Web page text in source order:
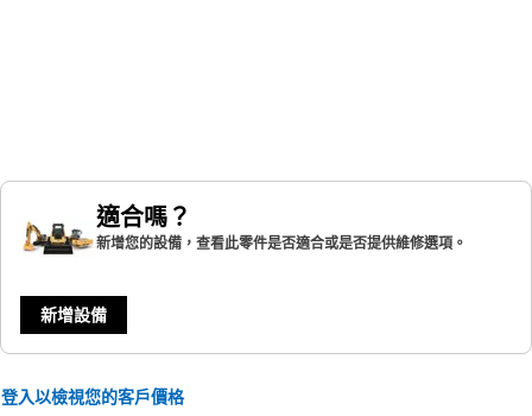
適合嗎？
新增您的設備，查看此零件是否適合或是否提供維修選項。
新增設備
登入以檢視您的客戶價格